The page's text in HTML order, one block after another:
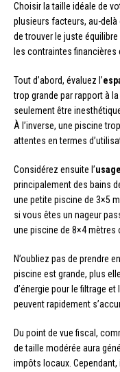
Choisir la taille idéale de
plusieurs facteurs, au-
de trouver le juste
les contraintes financières
Tout d’abord, évaluez l’
trop grande par rapport à
seulement être
À l’inverse, une piscine
attentes en termes
Considérez ensuite l’
principalement des bains
une petite piscine de 3×5
si vous êtes un nageur
une piscine de 8×4 mètres
N’oubliez pas de prendre
piscine est grande, plus
d’énergie pour le filtrage
peuvent rapidement
Du point de vue fiscal,
de taille modérée aura
impôts locaux.